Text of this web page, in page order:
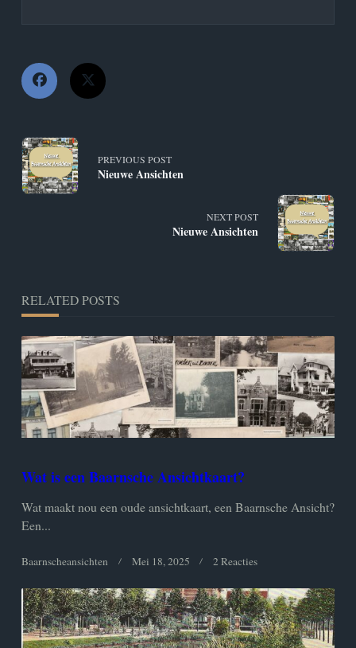
<span
class="nav-
reader-
text">Page</span>
PREVIOUS POST
Nieuwe Ansichten
NEXT POST
Nieuwe Ansichten
RELATED POSTS
Wat is een Baarnsche Ansichtkaart?
Wat maakt nou een oude ansichtkaart, een Baarnsche Ansicht?
Een...
Baarnscheansichten Mei 18, 2025 2 ReactiesOp
Is
Een
Baarnsche
Ansichtkaart?